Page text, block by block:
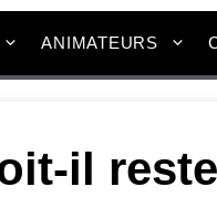
ANIMATEURS
il